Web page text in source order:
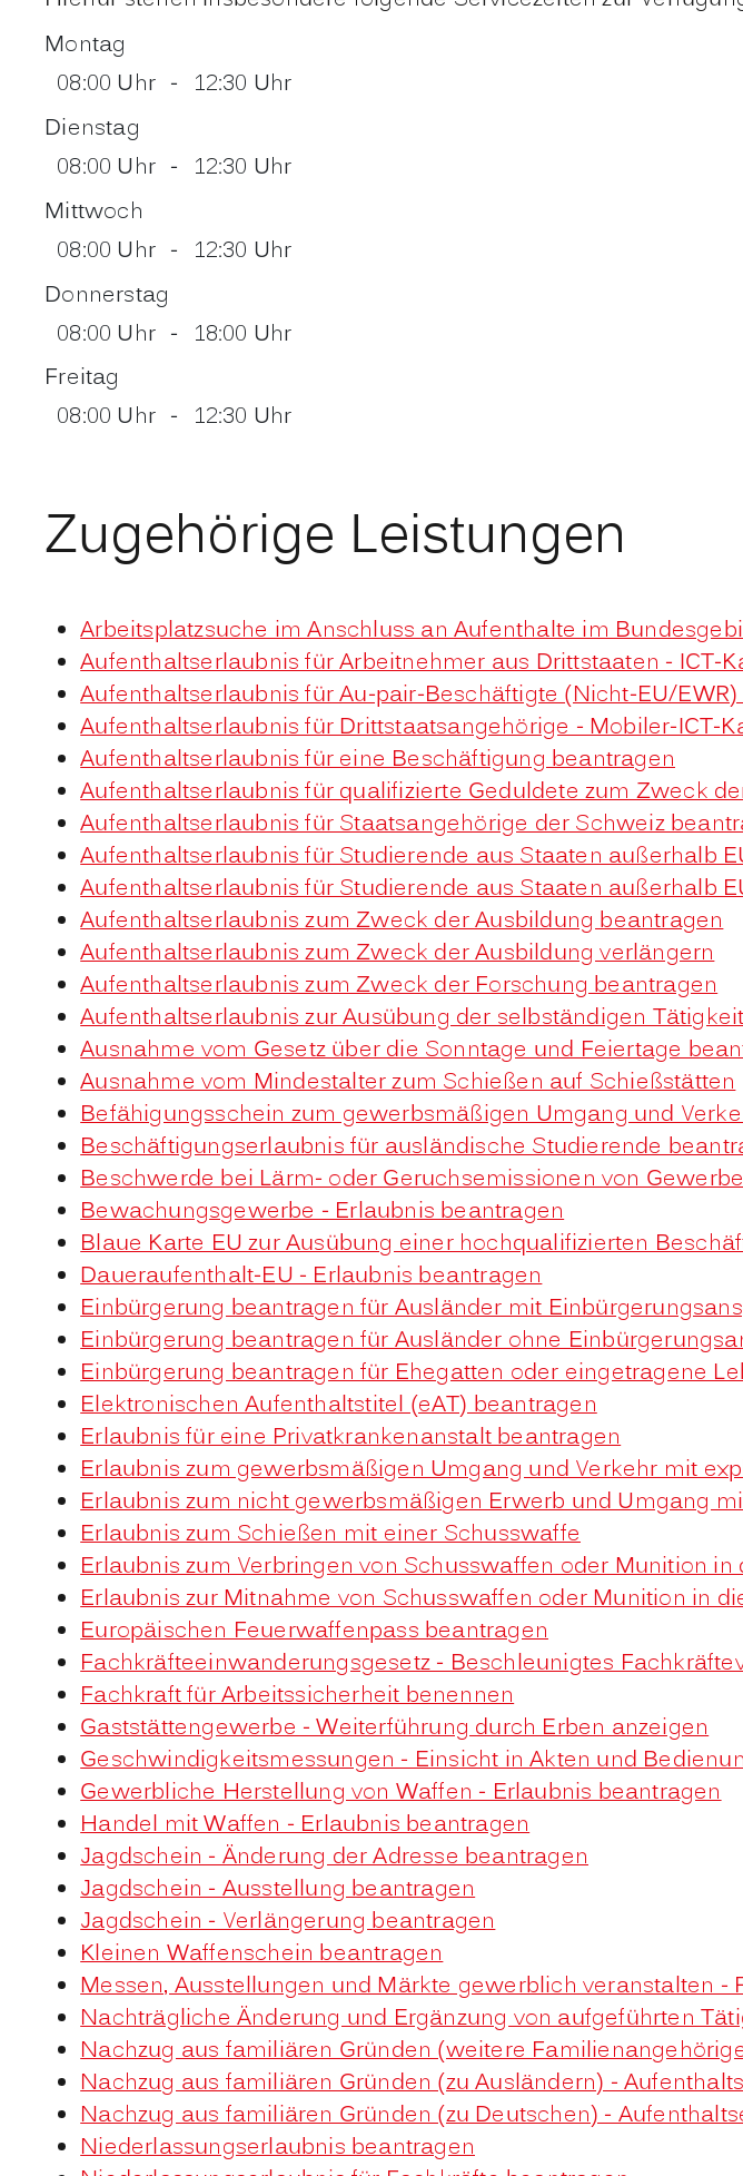
Montag
08:00 Uhr - 12:30 Uhr
Dienstag
08:00 Uhr - 12:30 Uhr
Mittwoch
08:00 Uhr - 12:30 Uhr
Donnerstag
08:00 Uhr - 18:00 Uhr
Freitag
08:00 Uhr - 12:30 Uhr
Zugehörige Leistungen
Arbeitsplatzsuche im Anschluss an Aufenthalte im
Aufenthaltserlaubnis für Arbeitnehmer aus Drittstaaten - ICT-
Aufenthaltserlaubnis für Au-pair-Beschäftigte (Nicht-EU/
Aufenthaltserlaubnis für Drittstaatsangehörige - Mobiler-ICT-
Aufenthaltserlaubnis für eine Beschäftigung beantragen
Aufenthaltserlaubnis für qualifizierte Geduldete zum Zweck
Aufenthaltserlaubnis für Staatsangehörige der Schweiz
Aufenthaltserlaubnis für Studierende aus Staaten außerhalb
Aufenthaltserlaubnis für Studierende aus Staaten außerhalb
Aufenthaltserlaubnis zum Zweck der Ausbildung beantragen
Aufenthaltserlaubnis zum Zweck der Ausbildung verlängern
Aufenthaltserlaubnis zum Zweck der Forschung beantragen
Aufenthaltserlaubnis zur Ausübung der selbständigen
Ausnahme vom Gesetz über die Sonntage und Feiertage
Ausnahme vom Mindestalter zum Schießen auf Schießstätten
Befähigungsschein zum gewerbsmäßigen Umgang und
Beschäftigungserlaubnis für ausländische Studierende
Beschwerde bei Lärm- oder Geruchsemissionen von
Bewachungsgewerbe - Erlaubnis beantragen
Blaue Karte EU zur Ausübung einer hochqualifizierten
Daueraufenthalt-EU - Erlaubnis beantragen
Einbürgerung beantragen für Ausländer mit
Einbürgerung beantragen für Ausländer ohne
Einbürgerung beantragen für Ehegatten oder eingetragene
Elektronischen Aufenthaltstitel (eAT) beantragen
Erlaubnis für eine Privatkrankenanstalt beantragen
Erlaubnis zum gewerbsmäßigen Umgang und Verkehr mit
Erlaubnis zum nicht gewerbsmäßigen Erwerb und Umgang
Erlaubnis zum Schießen mit einer Schusswaffe
Erlaubnis zum Verbringen von Schusswaffen oder Munition
Erlaubnis zur Mitnahme von Schusswaffen oder Munition in
Europäischen Feuerwaffenpass beantragen
Fachkräfteeinwanderungsgesetz - Beschleunigtes
Fachkraft für Arbeitssicherheit benennen
Gaststättengewerbe - Weiterführung durch Erben anzeigen
Geschwindigkeitsmessungen - Einsicht in Akten und
Gewerbliche Herstellung von Waffen - Erlaubnis beantragen
Handel mit Waffen - Erlaubnis beantragen
Jagdschein - Änderung der Adresse beantragen
Jagdschein - Ausstellung beantragen
Jagdschein - Verlängerung beantragen
Kleinen Waffenschein beantragen
Messen, Ausstellungen und Märkte gewerblich veranstalten -
Nachträgliche Änderung und Ergänzung von aufgeführten
Nachzug aus familiären Gründen (weitere
Nachzug aus familiären Gründen (zu Ausländern) -
Nachzug aus familiären Gründen (zu Deutschen) -
Niederlassungserlaubnis beantragen